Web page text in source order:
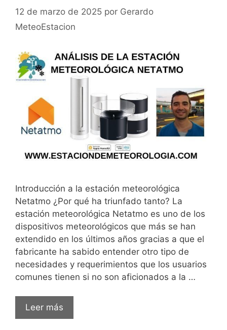
12 de marzo de 2025 por Gerardo
MeteoEstacion
Introducción a la estación meteorológica
Netatmo ¿Por qué ha triunfado tanto? La
estación meteorológica Netatmo es uno de los
dispositivos meteorológicos que más se han
extendido en los últimos años gracias a que el
fabricante ha sabido entender otro tipo de
necesidades y requerimientos que los usuarios
comunes tienen si no son aficionados a la …
Leer más
meteorológica